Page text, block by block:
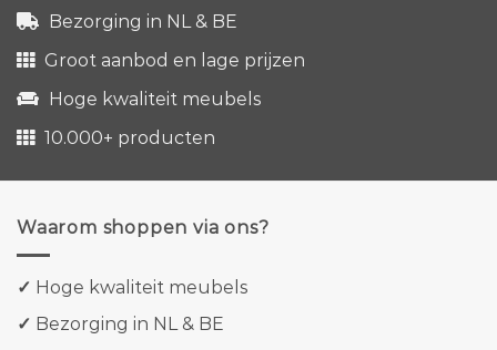
Bezorging in NL & BE
Groot aanbod en lage prijzen
Hoge kwaliteit meubels
10.000+ producten
Waarom shoppen via ons?
✓ Hoge kwaliteit meubels
✓ Bezorging in NL & BE